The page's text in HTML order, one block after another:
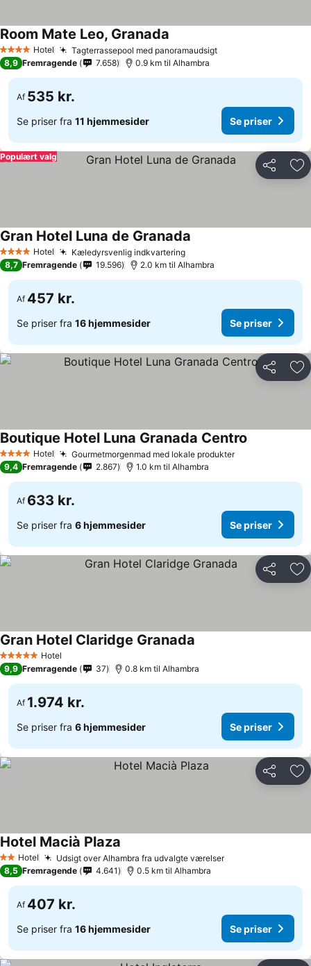
4 StjernerHotel Tagterrassepool med panoramaudsigtSe priser
Room Mate Leo, Granada
8,9 Fremragende 7.658 0.9 km til Alhambra
Af 535 kr.
Se priser fra 11 hjemmesider Se priser
Del
Populært valg
4 StjernerHotel Kæledyrsvenlig indkvarteringSe priser
Gran Hotel Luna de Granada
8,7 Fremragende 19.596 2.0 km til Alhambra
Af 457 kr.
Se priser fra 16 hjemmesider Se priser
Del
4 StjernerHotel Gourmetmorgenmad med lokale produkterSe priser
Boutique Hotel Luna Granada Centro
9,4 Fremragende 2.867 1.0 km til Alhambra
Af 633 kr.
Se priser fra 6 hjemmesider Se priser
Del
5 Stjerner Hotel
Gran Hotel Claridge Granada
9,9 Fremragende 37 0.8 km til Alhambra
Af 1.974 kr.
Se priser fra 6 hjemmesider Se priser
Del
2 Stjerner
Hotel Udsigt over Alhambra fra udvalgte værelserSe priser
Hotel Macià Plaza
8,5 Fremragende 4.641 0.5 km til Alhambra
Af 407 kr.
Se priser fra 16 hjemmesider Se priser